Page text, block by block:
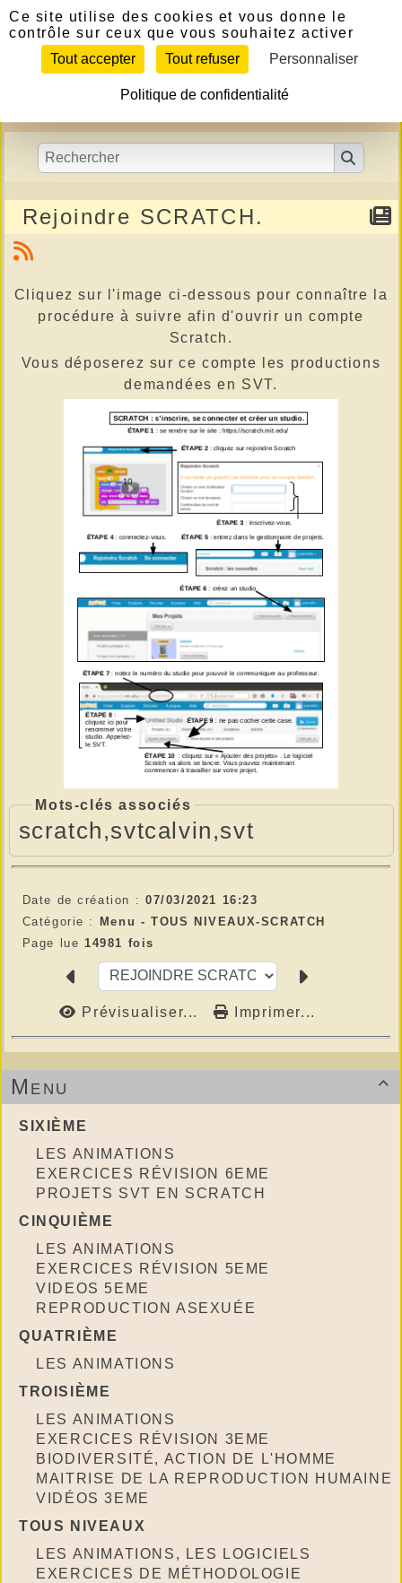

Menu
SIXIÈME
LES ANIMATIONS
EXERCICES RÉVISION 6EME
PROJETS SVT EN SCRATCH
CINQUIÈME
LES ANIMATIONS
EXERCICES RÉVISION 5EME
VIDEOS 5EME
REPRODUCTION ASEXUÉE
QUATRIÈME
LES ANIMATIONS
TROISIÈME
LES ANIMATIONS
EXERCICES RÉVISION 3EME
BIODIVERSITÉ, ACTION DE L'HOMME
MAITRISE DE LA REPRODUCTION HUMAINE
VIDÉOS 3EME
TOUS NIVEAUX
LES ANIMATIONS, LES LOGICIELS
EXERCICES DE MÉTHODOLOGIE
Rejoindre SCRATCH.
Cliquez sur l'image ci-dessous pour connaître la
procédure à suivre afin d'ouvrir un compte
Scratch.
Vous déposerez sur ce compte les productions
demandées en SVT.
Mots-clés associés
scratch,svtcalvin,svt
Date de création : 07/03/2021 16:23
Catégorie : Menu - TOUS NIVEAUX-SCRATCH
Page lue 14981 fois
Prévisualiser... Imprimer...
Panneau de gestion des cookies
Ce site utilise des cookies et vous donne le
contrôle sur ceux que vous souhaitez activer
Tout accepter
Tout refuser Personnaliser
Politique de confidentialité